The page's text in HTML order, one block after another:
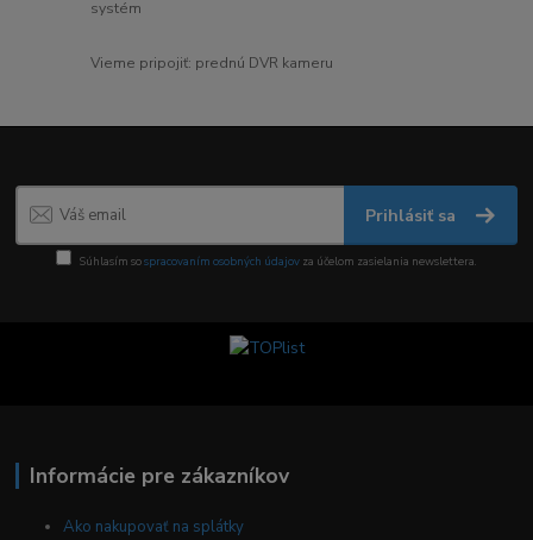
systém
Vieme pripojiť: prednú DVR kameru
Prihlásiť sa
Súhlasím sospracovaním osobných údajov za účelom zasielania newslettera.
Informácie pre zákazníkov
Ako nakupovať na splátky